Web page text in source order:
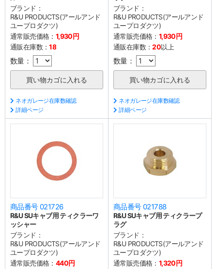
ブランド：
R&U PRODUCTS(アールアンド
ユープロダクツ)
通常販売価格： 1,930円
通販在庫数：18
数量：
ネオガレージ在庫数確認
詳細ページ
ブランド：
R&U PRODUCTS(アールアンド
ユープロダクツ)
通常販売価格： 1,930円
通販在庫数：20以上
数量：
ネオガレージ在庫数確認
詳細ページ
商品番号 021726
R&U SUキャブ用 ティクラーワ
ッシャー
ブランド：
R&U PRODUCTS(アールアンド
ユープロダクツ)
通常販売価格： 440円
商品番号 021788
R&U SUキャブ用 ティクラープ
ラグ
ブランド：
R&U PRODUCTS(アールアンド
ユープロダクツ)
通常販売価格： 1,320円